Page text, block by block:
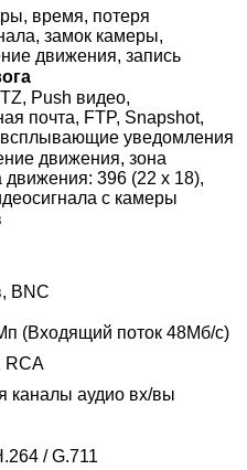
время, потеря
замок камеры,
движения, запись
, Push видео,
почта, FTP, Snapshot,
всплывающие уведомления
движения, зона
движения: 396 (22 х 18),
c камеры
BNC
(Входящий поток 48Мб/с)
RCA
каналы аудио вх/вы
/ G.711